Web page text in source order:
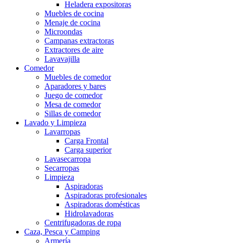
Heladera expositoras
Muebles de cocina
Menaje de cocina
Microondas
Campanas extractoras
Extractores de aire
Lavavajilla
Comedor
Muebles de comedor
Aparadores y bares
Juego de comedor
Mesa de comedor
Sillas de comedor
Lavado y Limpieza
Lavarropas
Carga Frontal
Carga superior
Lavasecarropa
Secarropas
Limpieza
Aspiradoras
Aspiradoras profesionales
Aspiradoras domésticas
Hidrolavadoras
Centrifugadoras de ropa
Caza, Pesca y Camping
Armería